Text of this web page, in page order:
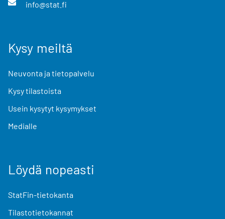
info@stat.fi
Kysy meiltä
Neuvonta ja tietopalvelu
Kysy tilastoista
Usein kysytyt kysymykset
Medialle
Löydä nopeasti
StatFin-tietokanta
Tilastotietokannat